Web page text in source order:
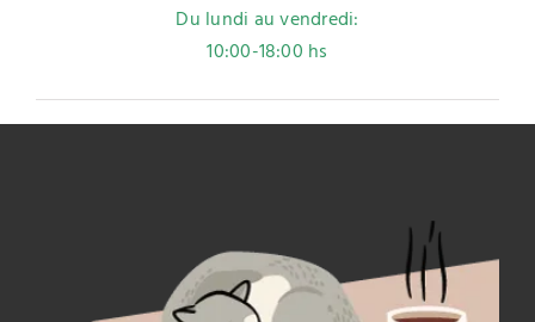
Du lundi au vendredi:
10:00-18:00 hs